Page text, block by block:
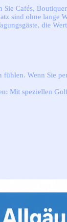
Cafés,
sind ohne lange
die
Wenn Sie
Mit speziellen